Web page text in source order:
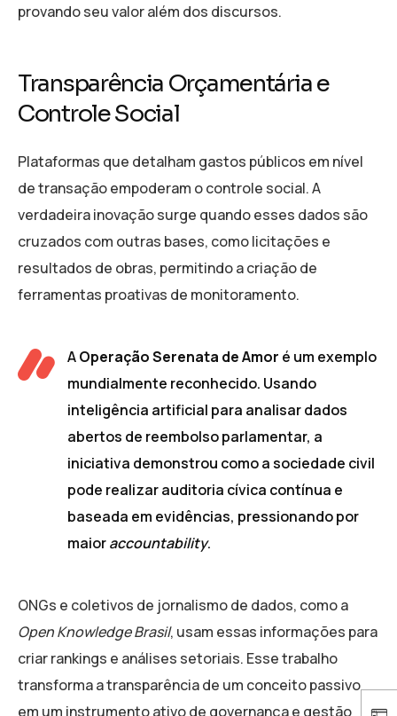
provando seu valor além dos discursos.
Transparência Orçamentária e
Controle Social
Plataformas que detalham gastos públicos em nível
de transação empoderam o controle social. A
verdadeira inovação surge quando esses dados são
cruzados com outras bases, como licitações e
resultados de obras, permitindo a criação de
ferramentas proativas de monitoramento.
AOperação Serenata de Amor é um exemplo
mundialmente reconhecido. Usando
inteligência artificial para analisar dados
abertos de reembolso parlamentar, a
iniciativa demonstrou como a sociedade civil
pode realizar auditoria cívica contínua e
baseada em evidências, pressionando por
maioraccountability.
ONGs e coletivos de jornalismo de dados, como a
Open Knowledge Brasil, usam essas informações para
criar rankings e análises setoriais. Esse trabalho
transforma a transparência de um conceito passivo
em um instrumento ativo de governança e gestão